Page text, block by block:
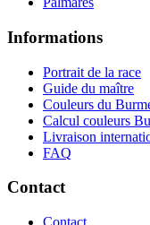
Informations
Portrait de la race
Guide du maître
Couleurs du
Calcul couleurs
Livraison
FAQ
Contact